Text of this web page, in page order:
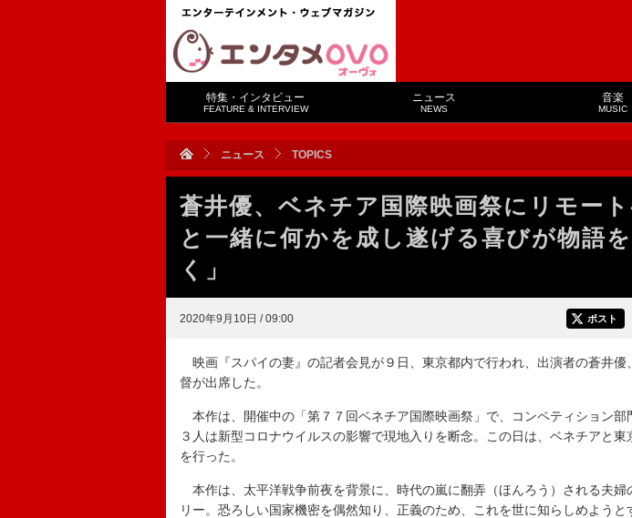
特集・インタビュー
FEATURE & INTERVIEW
ニュース
NEWS
音楽
MUSIC
ニュース TOPICS
蒼井優、ベネチア国際映画祭にリモー
と一緒に何かを成し遂げる喜びが物語
く」
2020年9月10日 / 09:00 ポスト
映画『スパイの妻』の記者会見が９日、東京都内で行われ、出演者の蒼井優
督が出席した。
本作は、開催中の「第７７回ベネチア国際映画祭」で、コンペティション部
３人は新型コロナウイルスの影響で現地入りを断念。この日は、ベネチアと東
を行った。
本作は、太平洋戦争前夜を背景に、時代の嵐に翻弄（ほんろう）される夫婦
リー。恐ろしい国家機密を偶然知り、正義のため、これを世に知らしめようと